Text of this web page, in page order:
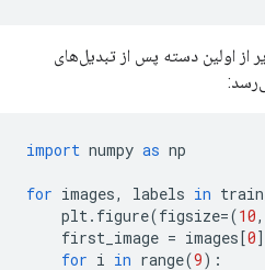
از اولین دسته پس از تبدیل‌های
import numpy as np
for images, labels in
plt. figure(figsize=(10,
first_image = images [0]
for i in range(9):